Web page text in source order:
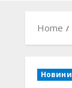
Home
Новини